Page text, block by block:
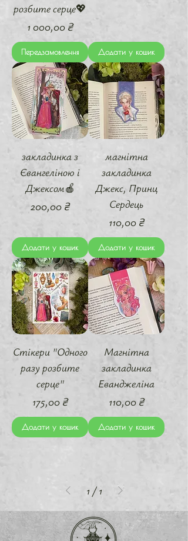
розбите серце💖
Ціна
1 000,00 ₴
Передзамовлення Додати у кошик
закладинка з
Євангеліною і
Джексом🍎
Ціна
200,00 ₴
Додати у кошик
магнітна
закладинка
Джекс, Принц
Сердець
Ціна
110,00 ₴
Додати у кошик
Стікери "Одного
разу розбите
серце"
Ціна
175,00 ₴
Додати у кошик
Магнітна
закладинка
Еванджеліна
Ціна
110,00 ₴
Додати у кошик
1 / 1